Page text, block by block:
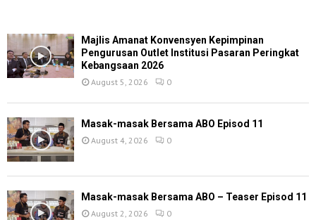
Majlis Amanat Konvensyen Kepimpinan
Pengurusan Outlet Institusi Pasaran Peringkat
Kebangsaan 2026
August 5, 2026 0
Masak-masak Bersama ABO Episod 11
August 4, 2026 0
Masak-masak Bersama ABO – Teaser Episod 11
August 2, 2026 0